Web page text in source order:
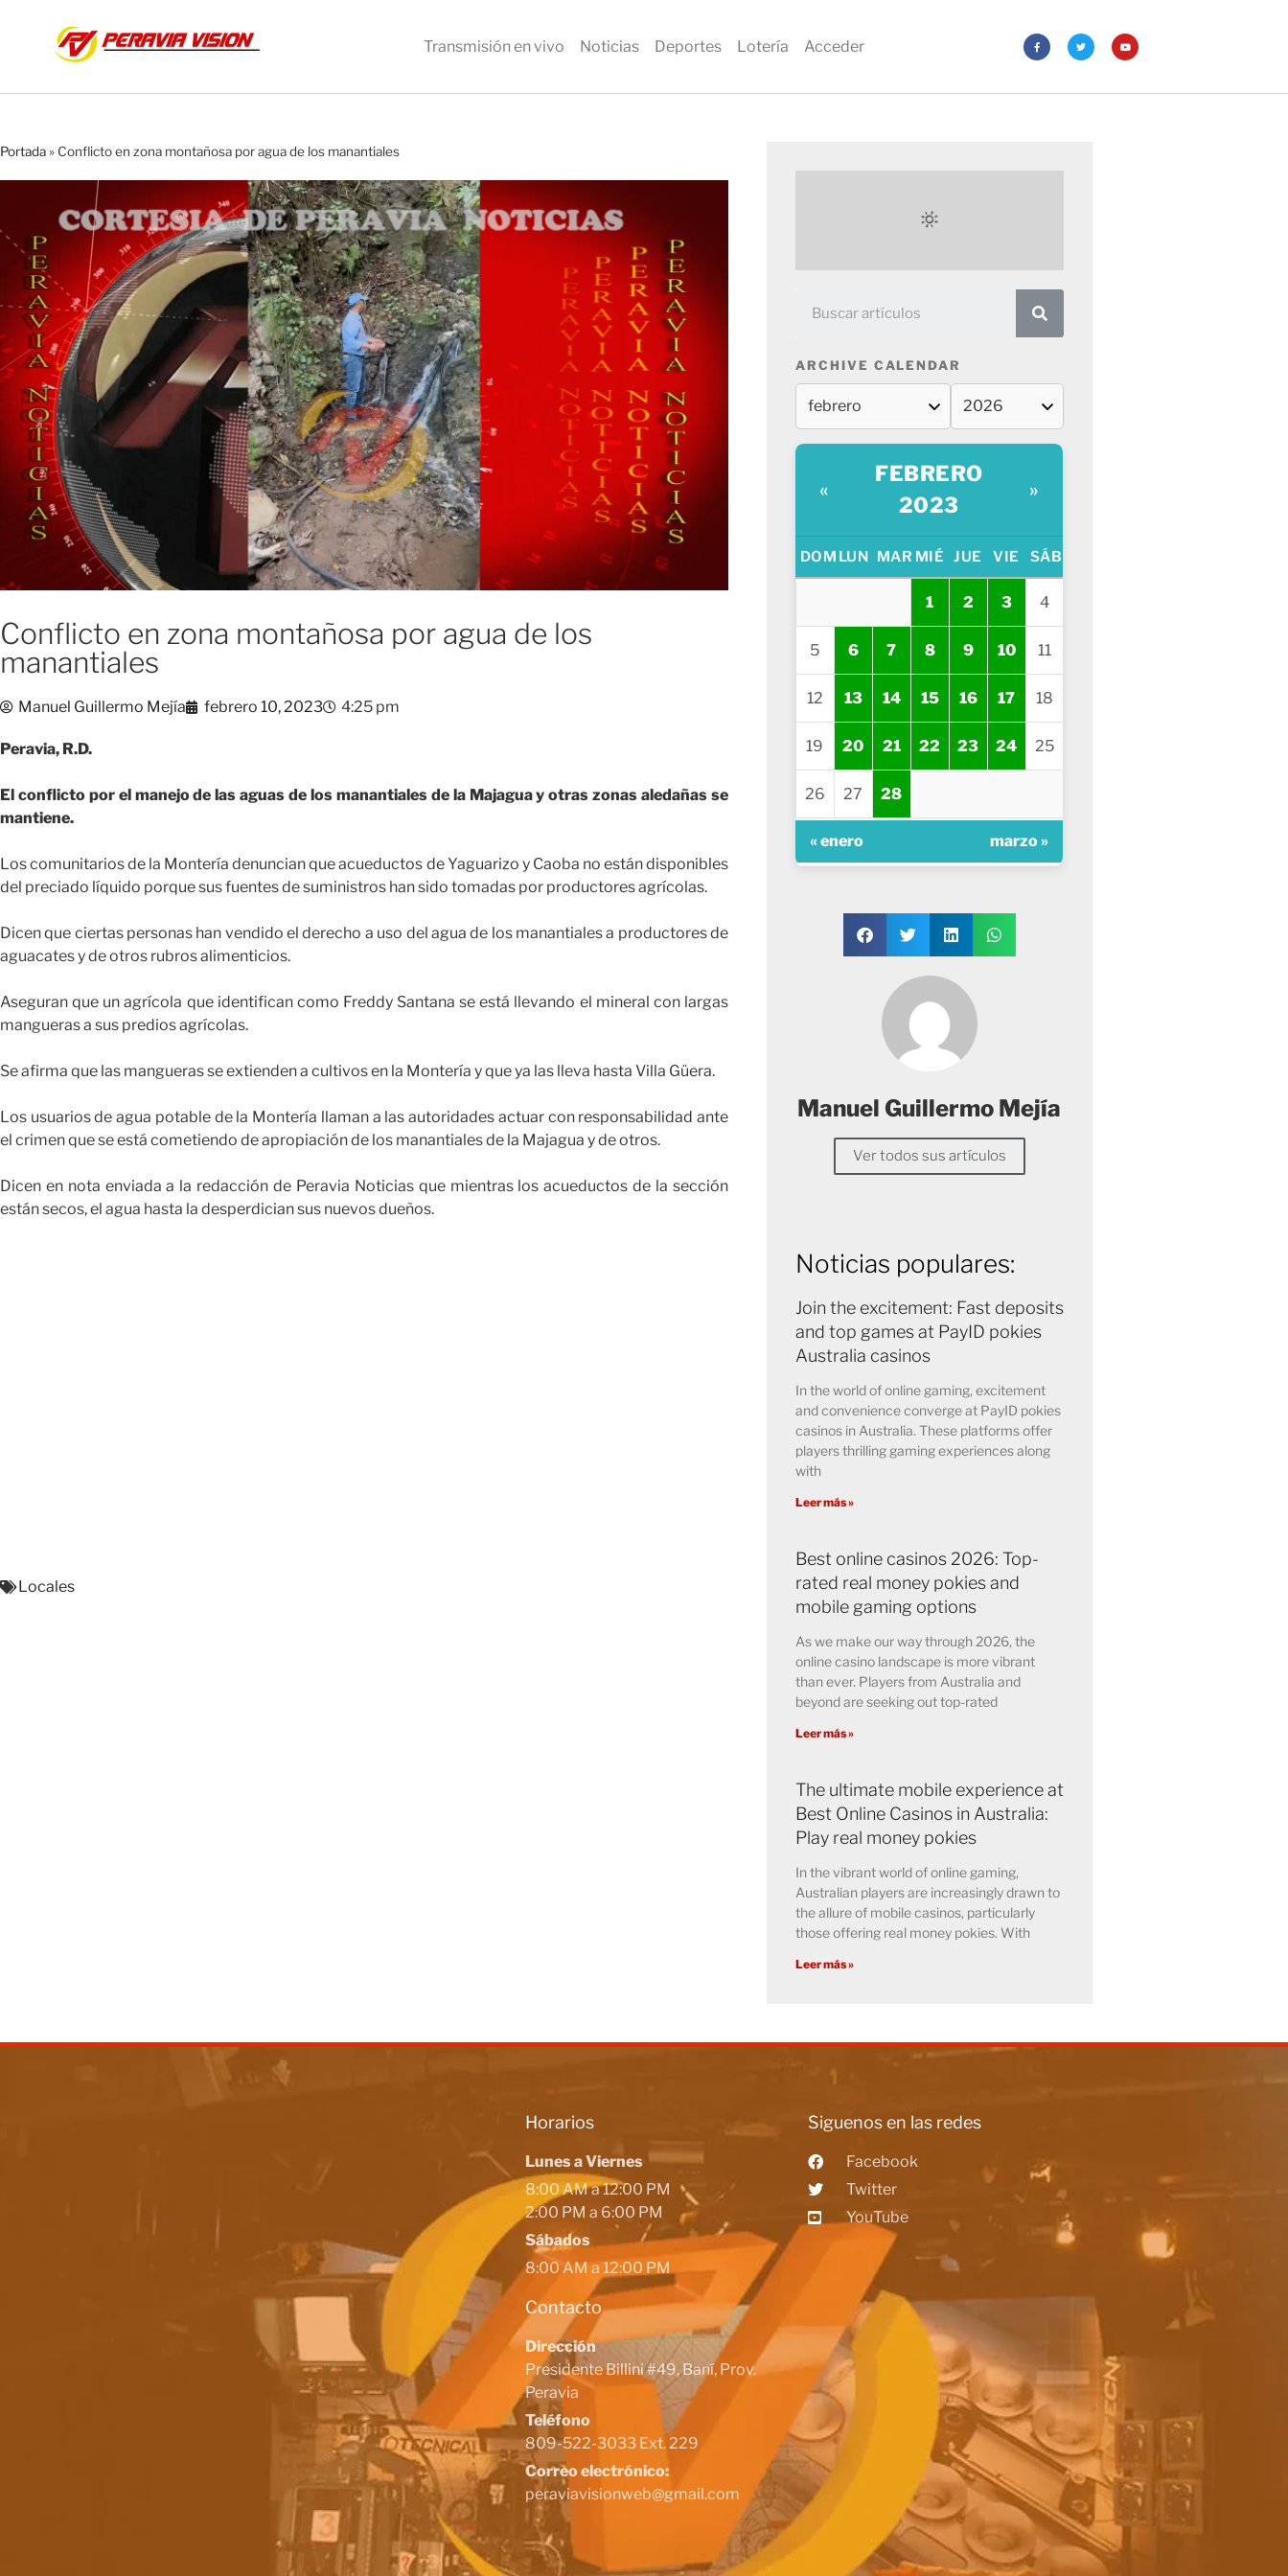
Transmisión en vivo Noticias Deportes Lotería Acceder
Portada» Conflicto en zona montañosa por agua de los manantiales
Conflicto en zona montañosa por agua de los
manantiales
Manuel Guillermo Mejía febrero 10, 2023 4:25 pm
Peravia, R.D.
El conflicto por el manejo de las aguas de los manantiales de la Majagua y otras zonas aledañas se
mantiene.
Los comunitarios de la Montería denuncian que acueductos de Yaguarizo y Caoba no están disponibles
del preciado líquido porque sus fuentes de suministros han sido tomadas por productores agrícolas.
Dicen que ciertas personas han vendido el derecho a uso del agua de los manantiales a productores de
aguacates y de otros rubros alimenticios.
Aseguran que un agrícola que identifican como Freddy Santana se está llevando el mineral con largas
mangueras a sus predios agrícolas.
Se afirma que las mangueras se extienden a cultivos en la Montería y que ya las lleva hasta Villa Güera.
Los usuarios de agua potable de la Montería llaman a las autoridades actuar con responsabilidad ante
el crimen que se está cometiendo de apropiación de los manantiales de la Majagua y de otros.
Dicen en nota enviada a la redacción de Peravia Noticias que mientras los acueductos de la sección
están secos, el agua hasta la desperdician sus nuevos dueños.
Locales
ARCHIVE CALENDAR
«
FEBRERO
2023
»
DOM LUN MAR MIÉ JUE VIE SÁB
1 2 3 4
5 6 7 8 9 10 11
12 13 14 15 16 17 18
19 20 21 22 23 24 25
26 27 28
« enero marzo »
Manuel Guillermo Mejía
Ver todos sus artículos
Noticias populares:
Join the excitement: Fast deposits
and top games at PayID pokies
Australia casinos
In the world of online gaming, excitement
and convenience converge at PayID pokies
casinos in Australia. These platforms offer
players thrilling gaming experiences along
with
Leer más »
Best online casinos 2026: Top-
rated real money pokies and
mobile gaming options
As we make our way through 2026, the
online casino landscape is more vibrant
than ever. Players from Australia and
beyond are seeking out top-rated
Leer más »
The ultimate mobile experience at
Best Online Casinos in Australia:
Play real money pokies
In the vibrant world of online gaming,
Australian players are increasingly drawn to
the allure of mobile casinos, particularly
those offering real money pokies. With
Leer más »
Horarios
Lunes a Viernes
8:00 AM a 12:00 PM
2:00 PM a 6:00 PM
Sábados
8:00 AM a 12:00 PM
Contacto
Dirección
Presidente Billini #49, Baní, Prov.
Peravia
Teléfono
809-522-3033 Ext. 229
Correo electrónico:
peraviavisionweb@gmail.com
Siguenos en las redes
Facebook
Twitter
YouTube